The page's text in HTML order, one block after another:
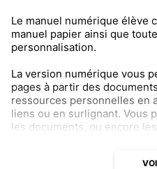
Le manuel numérique élève
manuel papier ainsi que
personnalisation.
La version numérique vous
pages à partir des
ressources personnelles en
liens ou en surlignant. Vous
les documents, ou encore